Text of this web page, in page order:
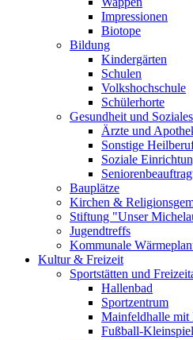
Impressionen
Biotope
Bildung
Kindergärten
Schulen
Volkshochschule
Schülerhorte
Gesundheit und Soziales
Ärzte und
Sonstige
Soziale
Bauplätze
Kirchen &
Stiftung "Unser
Jugendtreffs
Kommunale
Kultur & Freizeit
Sportstätten und
Hallenbad
Sportzentrum
Mainfeldhalle mit
Fußball-